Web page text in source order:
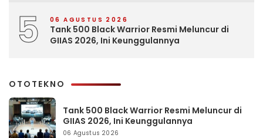
5 06 AGUSTUS 2026
Tank 500 Black Warrior Resmi Meluncur di
GIIAS 2026, Ini Keunggulannya
OTOTEKNO
Tank 500 Black Warrior Resmi Meluncur di
GIIAS 2026, Ini Keunggulannya
06 Agustus 2026